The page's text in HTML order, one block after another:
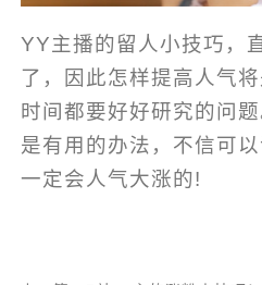
YY主播的留人小技巧，
了，因此怎样提高人气
时间都要好好研究的问
是有用的办法，不信可
一定会人气大涨的!